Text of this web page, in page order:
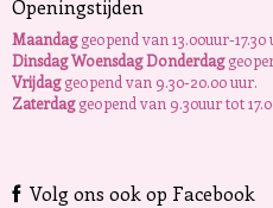
Openingstijden
Maandaggeopend van 13.00uur-17.30
Dinsdag Woensdag Donderdag
Vrijdaggeopend van 9.30-20.00 uur.
Zaterdaggeopend van 9.30uur tot
Volg ons ook op Facebook